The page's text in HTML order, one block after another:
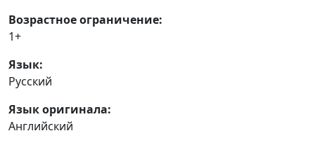
Возрастное ограничение:
1+
Язык:
Русский
Язык оригинала:
Английский